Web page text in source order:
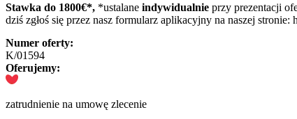
Stawka do 1800€*, *ustalane indywidualnie przy prezentacji
dziś zgłoś się przez nasz formularz aplikacyjny na naszej
Numer oferty:
K/01594
Oferujemy:
zatrudnienie na umowę zlecenie